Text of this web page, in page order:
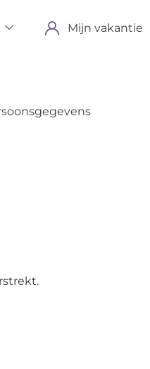
Mijn vakantie